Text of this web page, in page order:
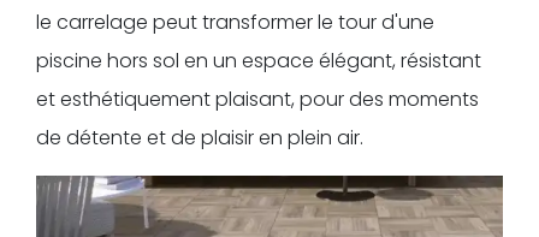
le carrelage peut transformer le tour d'une
piscine hors sol en un espace élégant, résistant
et esthétiquement plaisant, pour des moments
de détente et de plaisir en plein air.